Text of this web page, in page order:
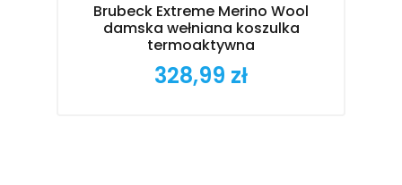
Brubeck Extreme Merino Wool
damska wełniana koszulka
termoaktywna
Cena
328,99 zł